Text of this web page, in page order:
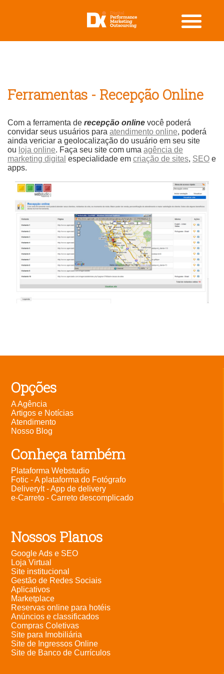
Ferramentas - Recepção Online
Com a ferramenta de recepção online você poderá
convidar seus usuários para atendimento online, poderá
ainda vericiar a geolocalização do usuário em seu site
ou loja online. Faça seu site com uma agência de
marketing digital especialidade em criação de sites, SEO e
apps.
Opções
A Agência
Artigos e Notícias
Atendimento
Nosso Blog
Conheça também
Plataforma Webstudio
Fotic - A plataforma do Fotógrafo
DeliveryIt - App de delivery
e-Carreto - Carreto descomplicado
Nossos Planos
Google Ads e SEO
Loja Virtual
Site institucional
Gestão de Redes Sociais
Aplicativos
Marketplace
Reservas online para hotéis
Anúncios e classificados
Compras Coletivas
Site para Imobiliária
Site de Ingressos Online
Site de Banco de Currículos